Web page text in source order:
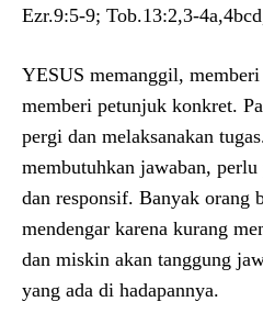
Ezr.9:5-9; Tob.13:2,3-
YESUS memanggil, memberi
memberi petunjuk konkret.
pergi dan melaksanakan
membutuhkan jawaban,
dan responsif. Banyak orang
mendengar karena kurang
dan miskin akan tanggung
yang ada di hadapannya.